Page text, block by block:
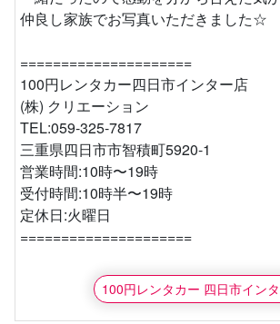
仲良し家族でお写真いただきました☆
=====================
100円レンタカー四日市インター店
(株) クリエーション
TEL:059-325-7817
三重県四日市市智積町5920-1
営業時間:10時〜19時
受付時間:10時半〜19時
定休日:火曜日
=====================
100円レンタカー 四日市イン